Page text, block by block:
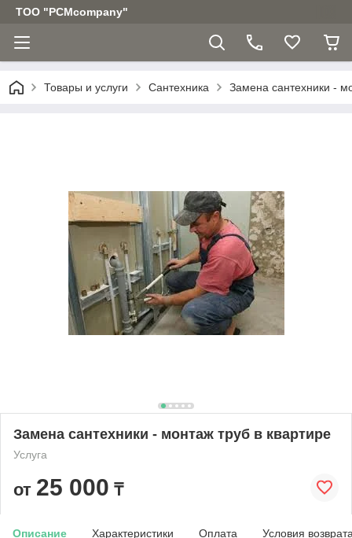
ТОО "PCMcompany"
Товары и услуги Сантехника Замена сантехники -
Замена сантехники - монтаж труб в квартире
Услуга
от 25 000 ₸
Описание Характеристики Оплата Условия